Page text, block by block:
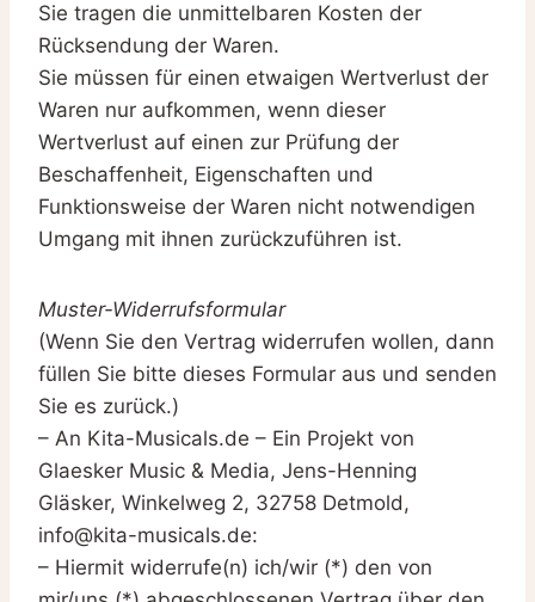
Sie tragen die unmittelbaren Kosten der
Rücksendung der Waren.
Sie müssen für einen etwaigen Wertverlust der
Waren nur aufkommen, wenn dieser
Wertverlust auf einen zur Prüfung der
Beschaffenheit, Eigenschaften und
Funktionsweise der Waren nicht notwendigen
Umgang mit ihnen zurückzuführen ist.
Muster-Widerrufsformular
(Wenn Sie den Vertrag widerrufen wollen, dann
füllen Sie bitte dieses Formular aus und senden
Sie es zurück.)
– An Kita-Musicals.de – Ein Projekt von
Glaesker Music & Media, Jens-Henning
Gläsker, Winkelweg 2, 32758 Detmold,
info@kita-musicals.de:
– Hiermit widerrufe(n) ich/wir (*) den von